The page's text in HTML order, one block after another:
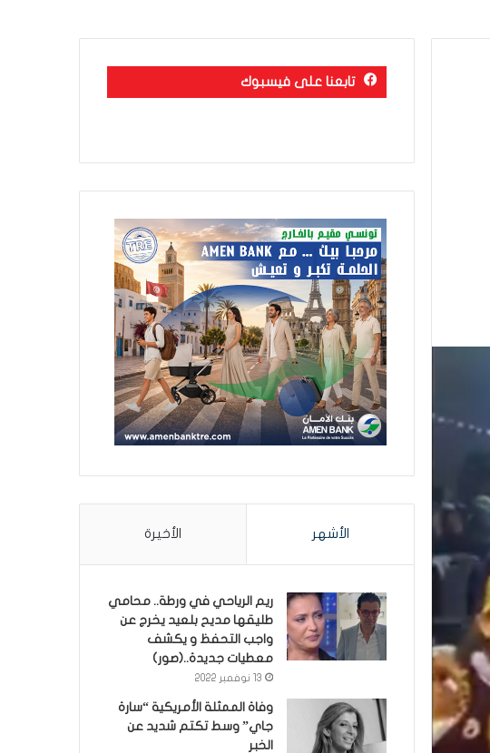
تابعنا على فيسبوك
الأشهر الأخيرة
ريم الرياحي في ورطة.. محامي
طليقها مديح بلعيد يخرج عن
واجب التحفظ و يكشف
معطيات جديدة..(صور)
13 نوفمبر 2022
وفاة الممثلة الأمريكية “سارة
جاي” وسط تكتم شديد عن
الخبر